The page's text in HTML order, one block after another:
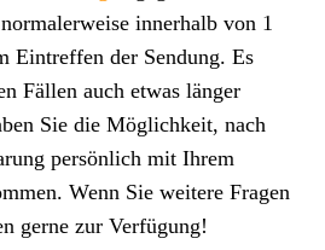
innerhalb von 1
Eintreffen der Sendung. Es
Fällen auch etwas länger
Sie die Möglichkeit, nach
persönlich mit Ihrem
Wenn Sie weitere Fragen
gerne zur Verfügung!